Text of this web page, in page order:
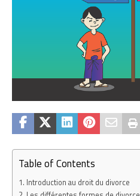
Table of Contents
Introduction au droit du divorce